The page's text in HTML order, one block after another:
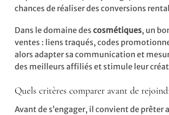
chances de réaliser des conversions
Dans le domaine des cosmétiques, un
ventes : liens traqués, codes
alors adapter sa communication et
des meilleurs affiliés et stimule leur
Quels critères comparer avant de
Avant de s’engager, il convient de